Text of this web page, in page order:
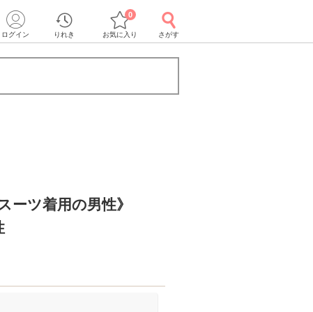
ログイン りれき お気に入り
0
さがす
ーツ着用の男性》